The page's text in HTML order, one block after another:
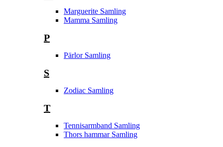
Marguerite Samling
Mamma Samling
P
Pärlor Samling
S
Zodiac Samling
T
Tennisarmband Samling
Thors hammar Samling